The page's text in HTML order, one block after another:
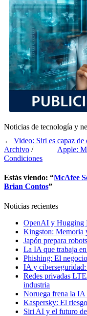
Noticias de tecnología y
← Video: Siri es capaz de
Apple:
Archivo /
Condiciones
Estás viendo: “McAfee
Brian Contos”
Noticias recientes
OpenAI y Hugging
Kingston: Memoria
Japón prepara
La IA que trabaja
Phishing: El
IA y
Redes privadas
industria
Noruega frena la IA
Kaspersky: El
Siri AI y el futuro